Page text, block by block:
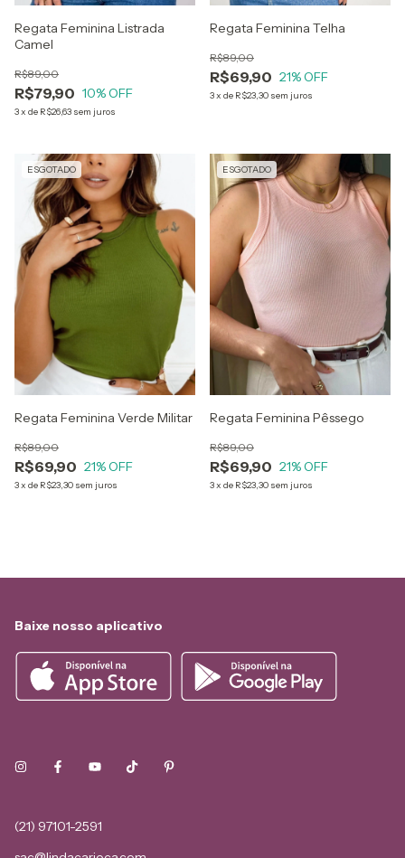
Regata Feminina Listrada
Camel
R$79,90
R$89,00
10% OFF
3x de R$26,63 sem juros
Regata Feminina Telha
R$69,90
R$89,00
21% OFF
3x de R$23,30 sem juros
ESGOTADO
Regata Feminina Verde Militar
R$69,90
R$89,00
21% OFF
3x de R$23,30 sem juros
ESGOTADO
Regata Feminina Pêssego
R$69,90
R$89,00
21% OFF
3x de R$23,30 sem juros
Baixe nosso aplicativo
(21) 97101-2591